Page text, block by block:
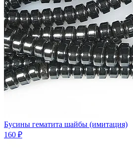
Бусины гематита шайбы (имитация)
160 ₽